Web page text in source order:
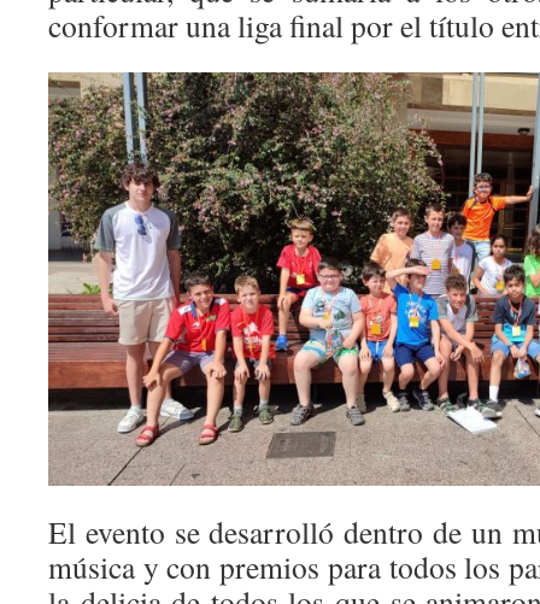
conformar una liga final por el título
El evento se desarrolló dentro de un
música y con premios para todos los